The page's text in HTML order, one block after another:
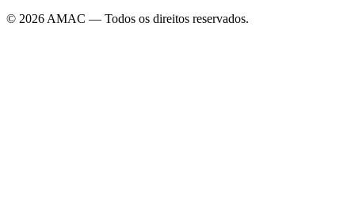
© 2026 AMAC — Todos os direitos reservados.